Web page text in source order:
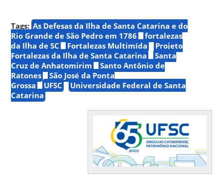
Tags: As Defesas da Ilha de Santa Catarina e do
Rio Grande de São Pedro em 1786
fortalezas
da Ilha de SC
Fortalezas Multimída
Projeto
Fortalezas da Ilha de Santa Catarina
Santa
Cruz de Anhatomirim
Santo Antônio de
Ratones
São José da Ponta
Grossa
UFSC
Universidade Federal de Santa
Catarina